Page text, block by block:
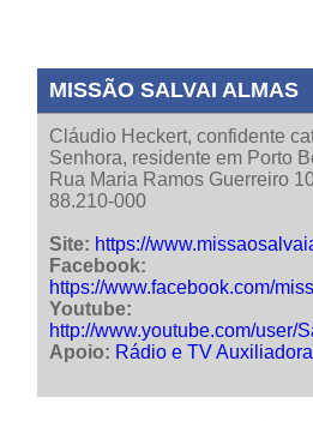
MISSÃO SALVAI ALMAS
Cláudio Heckert, confidente
Senhora, residente em Porto
Rua Maria Ramos Guerreiro
88.210-000
Site: https://
Facebook:
https://www.facebook.com/
Youtube:
http://www.youtube.com/user/
Apoio: Rádio e TV Auxiliadora